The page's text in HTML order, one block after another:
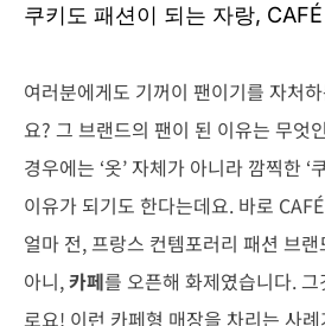
쿠키도 패션이 되는 자랑,
여러분에게도 기꺼이 팬이기를 자처
요? 그 브랜드의 팬이 된 이유는 무엇
경우에는 ‘옷’ 자체가 아니라 깜찍한 ‘
이유가 되기도 한다는데요. 바로
얼마 전, 프랑스 컨템포러리 패션 브
아니,카페를 오픈해 화제였습니다.
로요! 이런 카페형 매장을 차리는 사